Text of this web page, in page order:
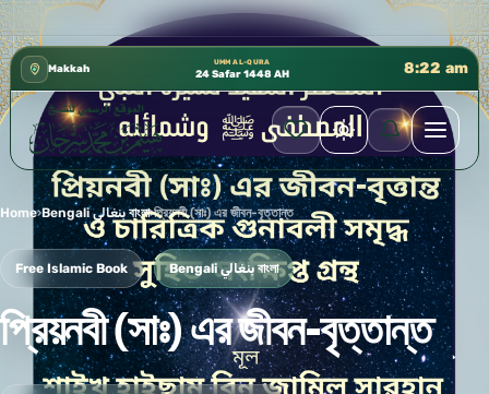
كتب الشيخ هيثم سرحان حفظه الله متوفرة مجانًا
Makkah
UMM AL-QURA
24 Safar 1448 AH 8:22 am
Home› Bengali بنغالي বাংলা›প্রিয়নবী (সাঃ) এর জীবন-বৃত্তান্ত
Free Islamic Book Bengali بنغالي বাংলা
প্রিয়নবী (সাঃ) এর জীবন-বৃত্তান্ত